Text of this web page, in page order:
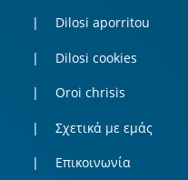
Dilosi aporritou
Dilosi cookies
Oroi chrisis
Σχετικά με εμάς
Επικοινωνία